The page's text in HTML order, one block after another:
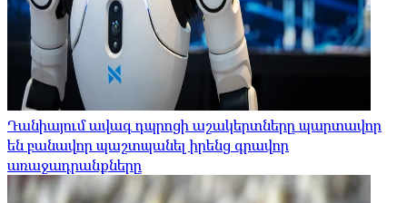
Դանիայում ավագ դպրոցի աշակերտները պարտավոր
են բանավոր պաշտպանել իրենց գրավոր
առաջադրանքները